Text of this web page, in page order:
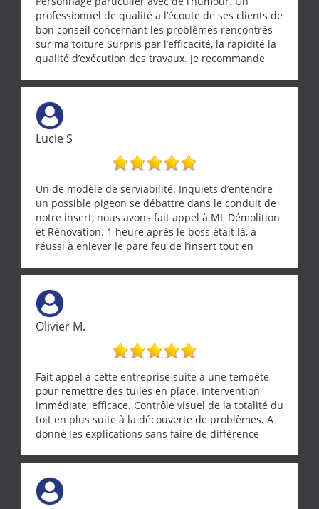
professionnel de qualité a l’écoute de ses clients de
bon conseil concernant les problèmes rencontrés
sur ma toiture Surpris par l’efficacité, la rapidité la
qualité d’exécution des travaux. Je recommande
Lucie S
Un de modèle de serviabilité. Inquiets d’entendre
un possible pigeon se débattre dans le conduit de
notre insert, nous avons fait appel à ML Démolition
et Rénovation. 1 heure après le boss était là, à
réussi à enlever le pare feu de l’insert tout en
tourterelle et s’est ensuite patiemment occupé de
l’oiseau jusqu’à ce qu’il reprenne ses esprits et
puisse s’envoler. Après quoi il a procédé au
ramonage de notre insert avec dextérité et une
grande propreté, nous gratifiant également de
nombreux conseils concernant d’autres sujets. Un
entrepreneur comme on souhaite en rencontrer.
Encore un grand merci à lui.
Olivier M.
Fait appel à cette entreprise suite à une tempête
pour remettre des tuiles en place. Intervention
immédiate, efficace. Contrôle visuel de la totalité du
toit en plus suite à la découverte de problèmes. A
donné les explications sans faire de différence